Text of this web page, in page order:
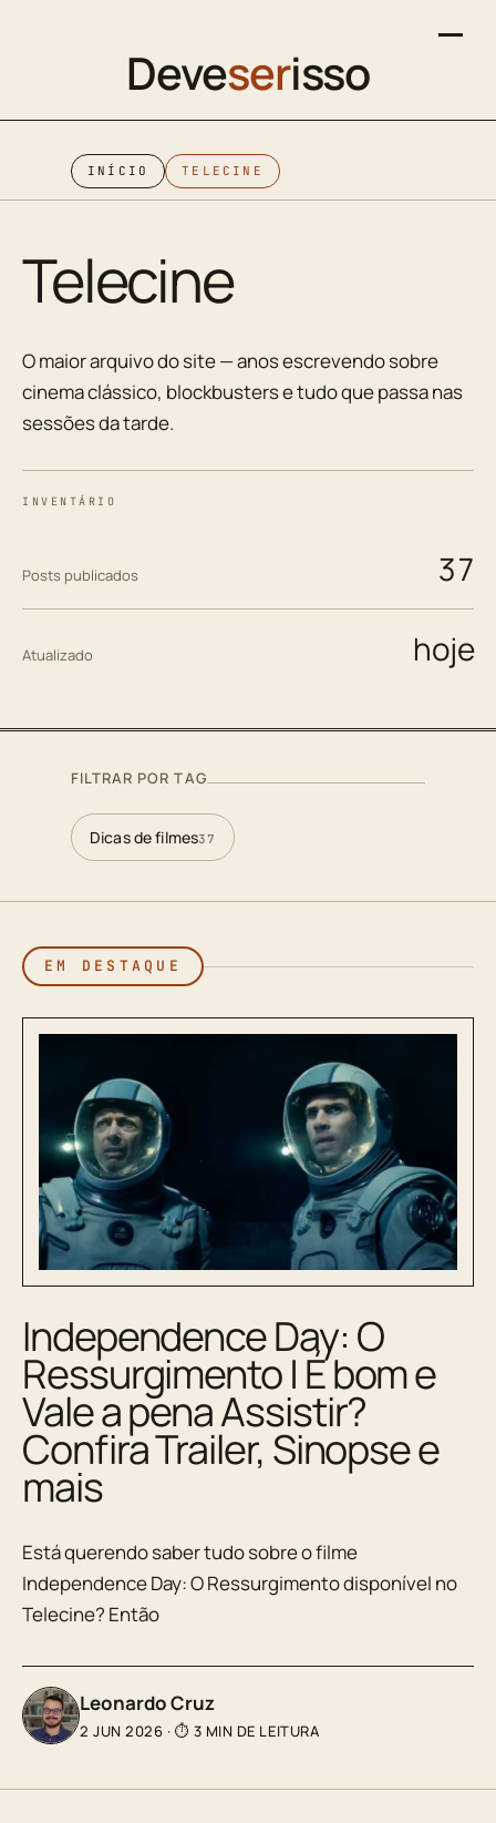
Deveserisso
INÍCIO TELECINE
Telecine
O maior arquivo do site — anos escrevendo sobre
cinema clássico, blockbusters e tudo que passa nas
sessões da tarde.
INVENTÁRIO
Posts publicados 37
Atualizado hoje
FILTRAR POR TAG
Dicas de filmes37
EM DESTAQUE
Independence Day: O
Ressurgimento | É bom e
Vale a pena Assistir?
Confira Trailer, Sinopse e
mais
Está querendo saber tudo sobre o filme
Independence Day: O Ressurgimento disponível no
Telecine? Então
Leonardo Cruz
2 JUN 2026 · ⏱ 3 MIN DE LEITURA